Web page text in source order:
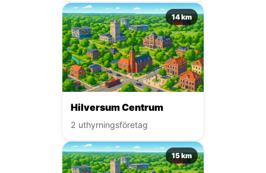
14 km
Hilversum Centrum
2 uthyrningsföretag
15 km